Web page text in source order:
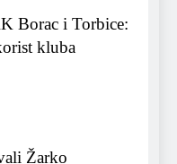
Borac i Torbice:
kluba
Žarko